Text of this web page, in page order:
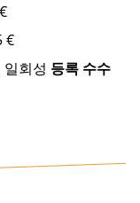
€
일회성 등록 수수